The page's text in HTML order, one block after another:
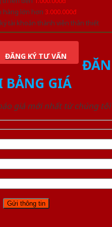
hàng lớn hơn 3.000.000đ
tài khoản thành viên thân thiết
ĐĂNG KÝ TƯ VẤN
BẢNG GIÁ
giá mới nhất từ chúng tôi